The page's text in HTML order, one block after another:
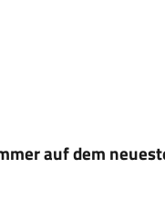
auf dem